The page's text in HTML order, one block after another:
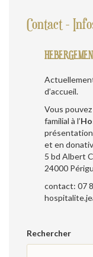
Contact -
d’accueil.
Vous
familial à l’
et en
5 bd Albert
24000
contact: 07
Rechercher